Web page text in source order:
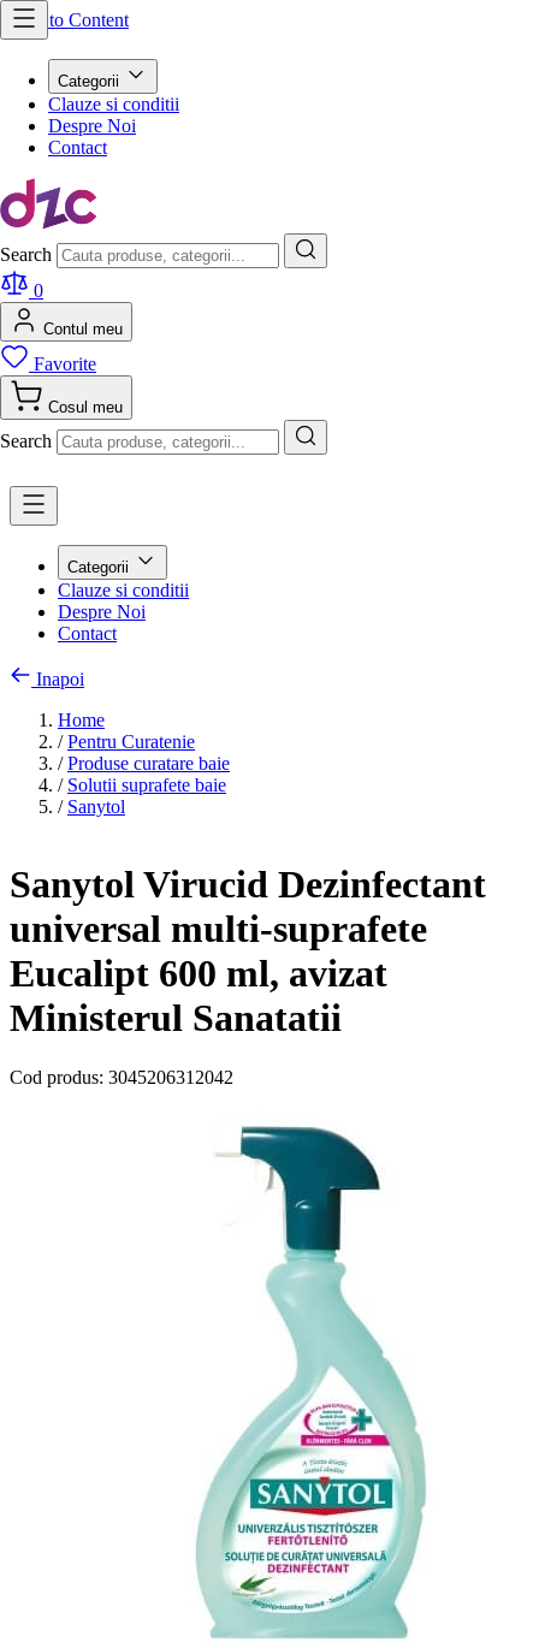
Skip to Content
Categorii
Clauze si conditii
Despre Noi
Contact
Search
0
Contul meu
Favorite
Cosul meu
Search
Categorii
Clauze si conditii
Despre Noi
Contact
Inapoi
Home
/ Pentru Curatenie
/ Produse curatare baie
/ Solutii suprafete baie
/ Sanytol
Sanytol Virucid Dezinfectant
universal multi-suprafete
Eucalipt 600 ml, avizat
Ministerul Sanatatii
Cod produs: 3045206312042